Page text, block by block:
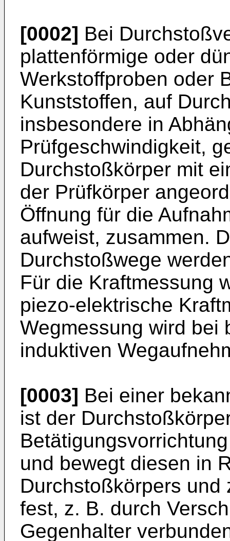
[0002] Bei
plattenförmige oder
Werkstoffproben oder
Kunststoffen, auf
insbesondere in
Prüfgeschwindigkeit,
Durchstoßkörper mit
der Prüfkörper
Öffnung für die
aufweist, zusammen.
Durchstoßwege
Für die Kraftmessung
piezo-elektrische
Wegmessung wird bei
induktiven
[0003] Bei einer
ist der
und bewegt diesen in
Durchstoßkörpers und
fest, z. B. durch
Gegenhalter